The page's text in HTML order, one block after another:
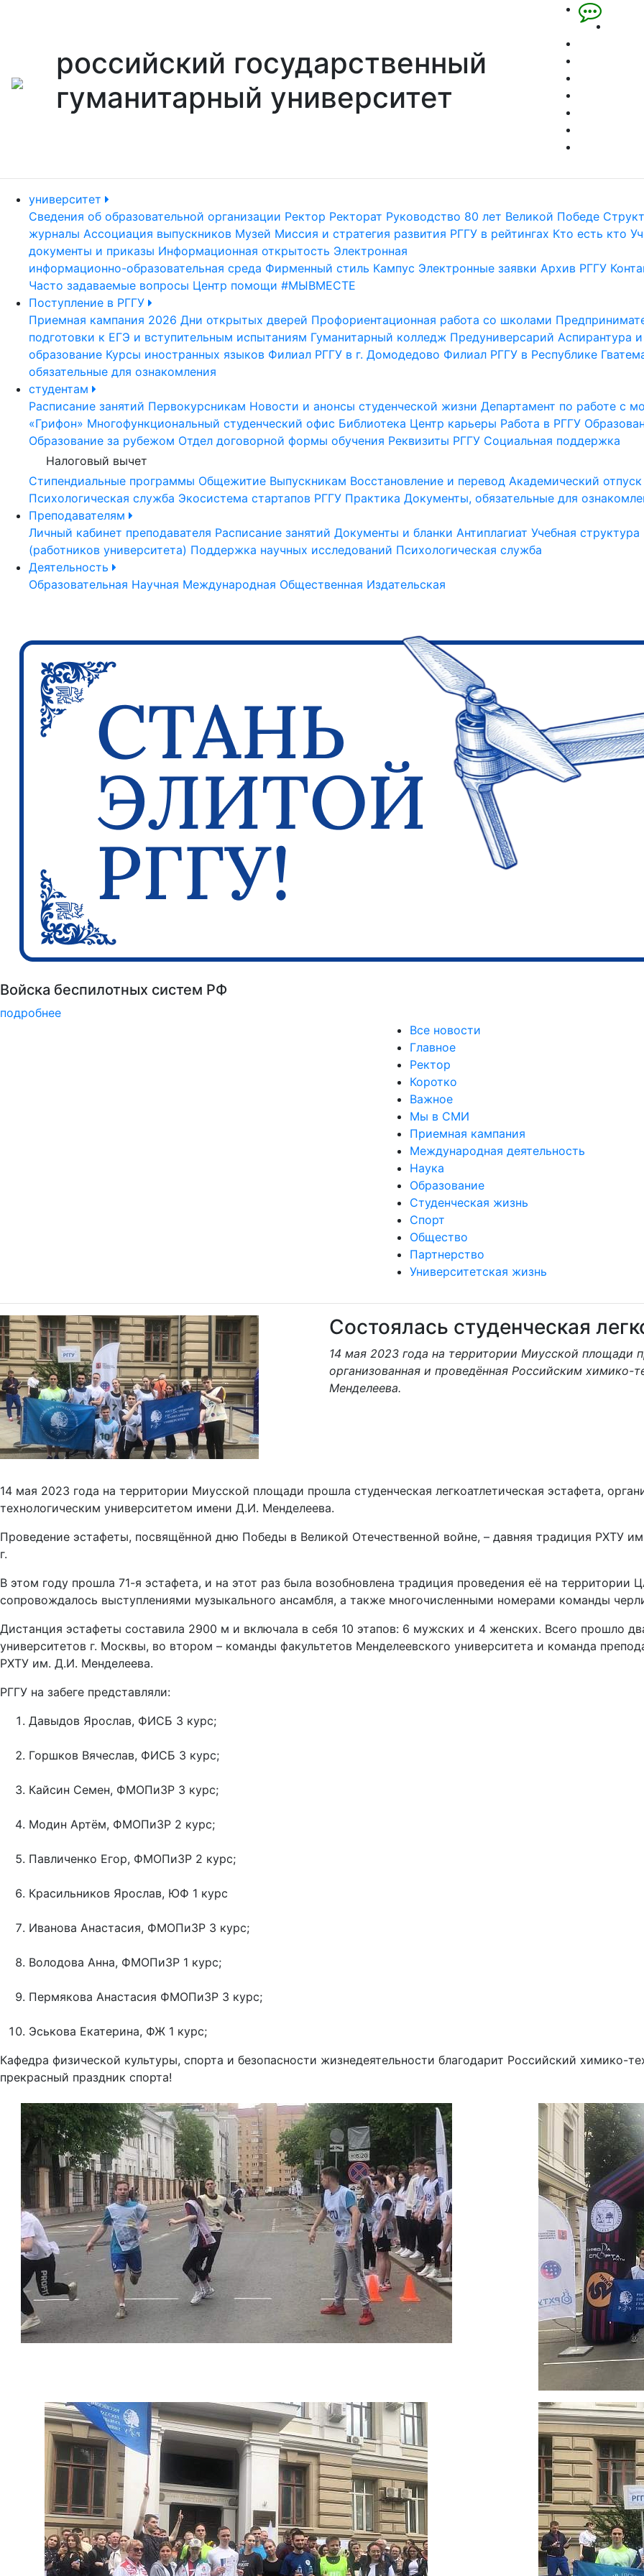
российский государственный
гуманитарный университет
университет
Сведения об образовательной организации Ректор Ректорат Руководство 80 лет Великой Победе
журналы Ассоциация выпускников Музей Миссия и стратегия развития РГГУ в рейтингах Кто есть кто
документы и приказы Информационная открытость Электронная
информационно-образовательная среда Фирменный стиль Кампус Электронные заявки Архив РГГУ
Часто задаваемые вопросы Центр помощи #МЫВМЕСТЕ
Поступление в РГГУ
Приемная кампания 2026 Дни открытых дверей Профориентационная работа со школами
подготовки к ЕГЭ и вступительным испытаниям Гуманитарный колледж Предуниверсарий Аспирантура
образование Курсы иностранных языков Филиал РГГУ в г. Домодедово Филиал РГГУ в Республике
обязательные для ознакомления
студентам
Расписание занятий Первокурсникам Новости и анонсы студенческой жизни Департамент по работе с
«Грифон» Многофункциональный студенческий офис Библиотека Центр карьеры Работа в РГГУ
Образование за рубежом Отдел договорной формы обучения Реквизиты РГГУ Социальная поддержка
Налоговый вычет
Стипендиальные программы Общежитие Выпускникам Восстановление и перевод Академический отпуск
Психологическая служба Экосистема стартапов РГГУ Практика Документы, обязательные для
Преподавателям
Личный кабинет преподавателя Расписание занятий Документы и бланки Антиплагиат Учебная структура
(работников университета) Поддержка научных исследований Психологическая служба
Деятельность
Образовательная Научная Международная Общественная Издательская
Узнать больше о музейных экспонатах и актуальных выставках
подробнее
Previous
Все новости
Главное
Ректор
Коротко
Важное
Мы в СМИ
Приемная кампания
Международная деятельность
Наука
Образование
Студенческая жизнь
Спорт
Общество
Партнерство
Университетская жизнь
Состоялась студенческая
14 мая 2023 года на территории Миусской площади
организованная и проведённая Российским химико-
Менделеева.
14 мая 2023 года на территории Миусской площади прошла студенческая легкоатлетическая эстафета,
технологическим университетом имени Д.И. Менделеева.
Проведение эстафеты, посвящённой дню Победы в Великой Отечественной войне, – давняя традиция РХТУ
г.
В этом году прошла 71-я эстафета, и на этот раз была возобновлена традиция проведения её на
сопровождалось выступлениями музыкального ансамбля, а также многочисленными номерами команды
Дистанция эстафеты составила 2900 м и включала в себя 10 этапов: 6 мужских и 4 женских. Всего прошло
университетов г. Москвы, во втором – команды факультетов Менделеевского университета и команда
РХТУ им. Д.И. Менделеева.
РГГУ на забеге представляли:
Давыдов Ярослав, ФИСБ 3 курс;
Горшков Вячеслав, ФИСБ 3 курс;
Кайсин Семен, ФМОПиЗР 3 курс;
Модин Артём, ФМОПиЗР 2 курс;
Павличенко Егор, ФМОПиЗР 2 курс;
Красильников Ярослав, ЮФ 1 курс
Иванова Анастасия, ФМОПиЗР 3 курс;
Володова Анна, ФМОПиЗР 1 курс;
Пермякова Анастасия ФМОПиЗР 3 курс;
Эськова Екатерина, ФЖ 1 курс;
Кафедра физической культуры, спорта и безопасности жизнедеятельности благодарит Российский химико-
прекрасный праздник спорта!